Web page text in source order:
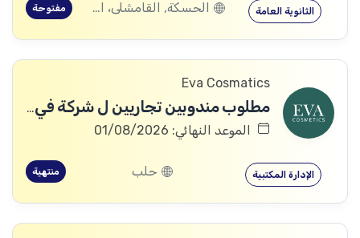
الثانوية العامة الحسكة, القامشلى، الحسكة, الكرامة، الرقة, اليعربية، المالكية، الحسكة, العريشة، الحسكة, الشدادي، الحسكة مفتوحة
Eva Cosmatics
مطلوب مندوبين تجاريين ل شركة في مجال المنتجات الطبية التجميلية
الموعد النهائي: 01/08/2026
الإدارة المكتبية حلب منتهية